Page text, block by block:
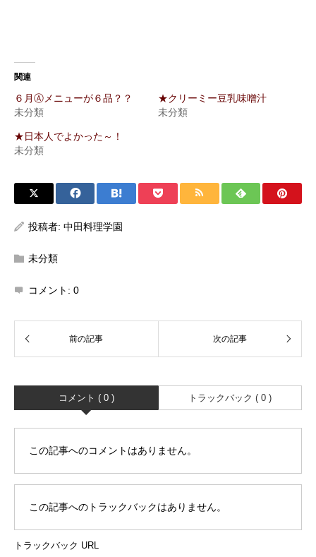
関連
６月Ⓐメニューが６品？？
未分類
★クリーミー豆乳味噌汁
未分類
★日本人でよかった～！
未分類
投稿者: 中田料理学園
未分類
コメント: 0
コメント ( 0 ) トラックバック ( 0 )
この記事へのコメントはありません。
この記事へのトラックバックはありません。
トラックバック URL